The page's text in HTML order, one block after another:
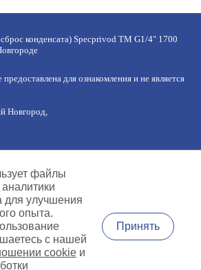
для ознакомления и не является
Новгород,
данных
файлы
для улучшения
опыта.
с нашей
cookie и
Принять